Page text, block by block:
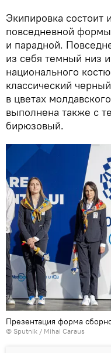
Экипировка состоит
повседневной
и парадной.
из себя темный низ
национального
классический
в цветах
выполнена также с
бирюзовый.
Презентация форма
© Sputnik / Mihai Caraus